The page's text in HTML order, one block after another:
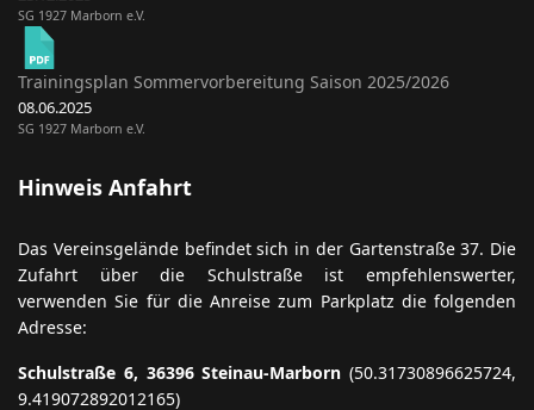
Hinweis Anfahrt
Das Vereinsgelände befindet sich in der Gartenstraße 37. Die
Zufahrt über die Schulstraße ist empfehlenswerter,
Adresse:
9.419072892012165)
Abfahrt A66 Steinau Süd, dann Richtung Birstein fahren.